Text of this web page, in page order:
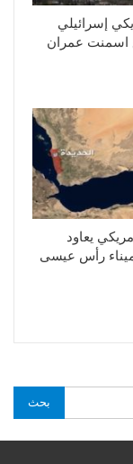
إسرائيلي
اسمنت عمران
يعاود
رأس عيسى